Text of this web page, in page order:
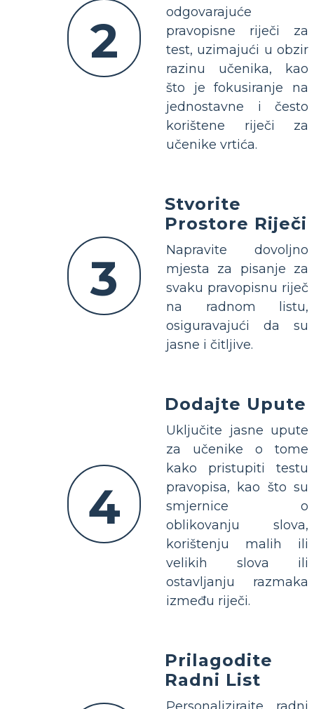
2
odgovarajuće
pravopisne riječi za
test, uzimajući u obzir
razinu učenika, kao
što je fokusiranje na
jednostavne i često
korištene riječi za
učenike vrtića.
3
Stvorite
Prostore Riječi
Napravite dovoljno
mjesta za pisanje za
svaku pravopisnu riječ
na radnom listu,
osiguravajući da su
jasne i čitljive.
4
Dodajte Upute
Uključite jasne upute
za učenike o tome
kako pristupiti testu
pravopisa, kao što su
smjernice o
oblikovanju slova,
korištenju malih ili
velikih slova ili
ostavljanju razmaka
između riječi.
Prilagodite
Radni List